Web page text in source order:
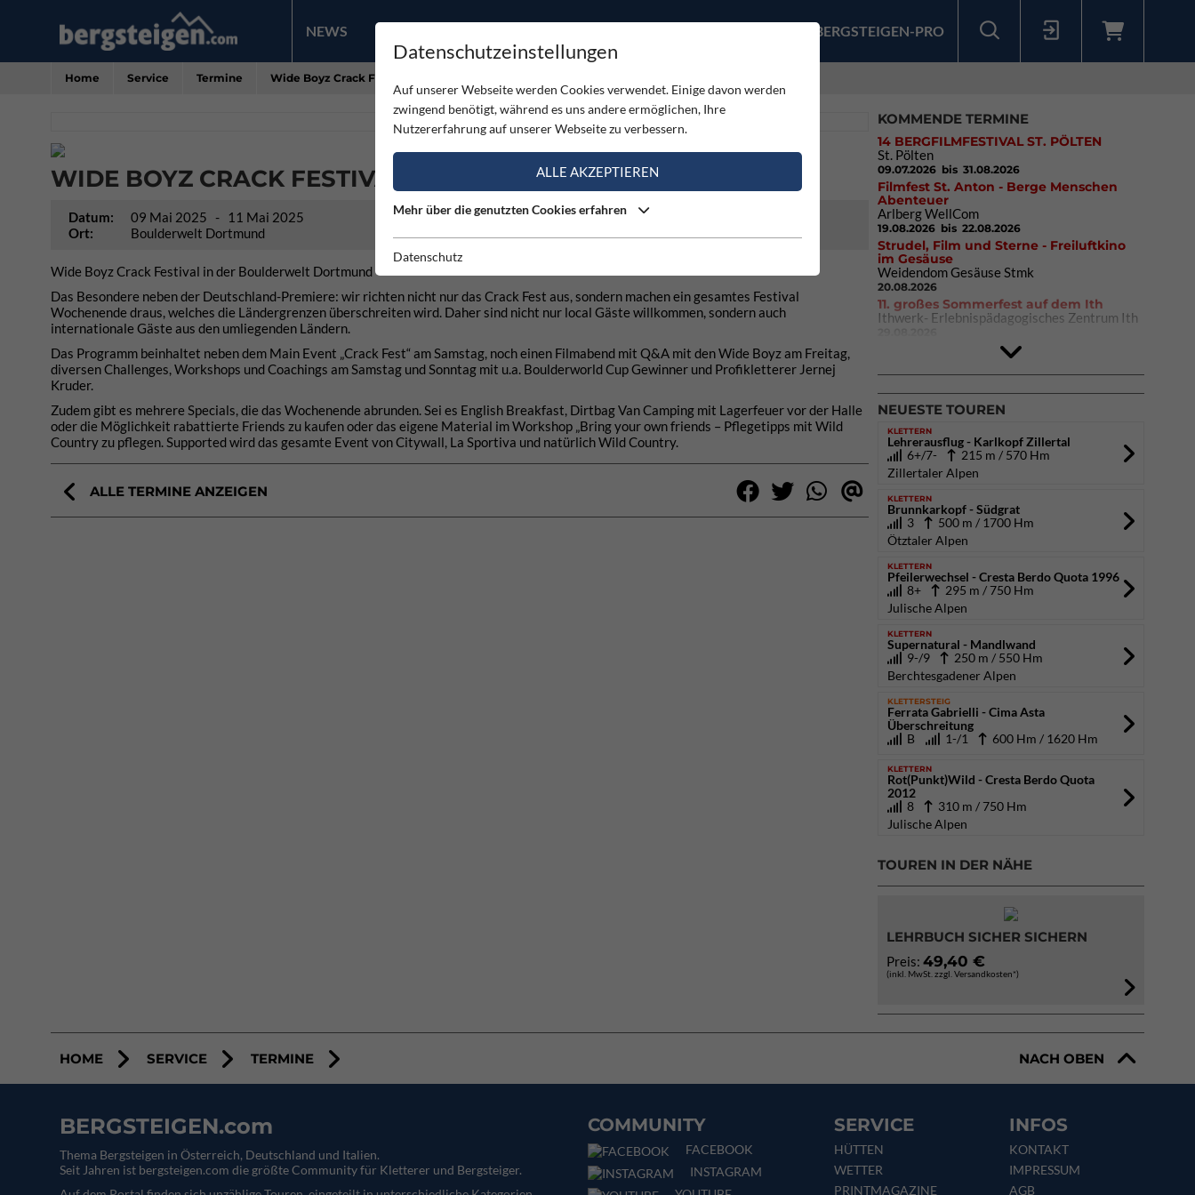
NEWS PRODUKTE BERGSTEIGEN-PRO
Home Service Termine Wide Boyz Crack Festival
WIDE BOYZ CRACK FESTIVAL
Datum: 09 Mai 2025
- 11 Mai 2025
Ort:
Boulderwelt Dortmund
Wide Boyz Crack Festival in der Boulderwelt Dortmund
Das Besondere neben der Deutschland-Premiere: wir richten nicht nur das Crack Fest aus, sondern machen ein gesamtes Festival
Wochenende draus, welches die Ländergrenzen überschreiten wird. Daher sind nicht nur local Gäste willkommen, sondern auch
internationale Gäste aus den umliegenden Ländern.
Das Programm beinhaltet neben dem Main Event „Crack Fest“ am Samstag, noch einen Filmabend mit Q&A mit den Wide Boyz am Freitag,
diversen Challenges, Workshops und Coachings am Samstag und Sonntag mit u.a. Boulderworld Cup Gewinner und Profikletterer Jernej
Kruder.
Zudem gibt es mehrere Specials, die das Wochenende abrunden. Sei es English Breakfast, Dirtbag Van Camping mit Lagerfeuer vor der Halle
oder die Möglichkeit rabattierte Friends zu kaufen oder das eigene Material im Workshop „Bring your own friends – Pflegetipps mit Wild
Country zu pflegen. Supported wird das gesamte Event von Citywall, La Sportiva und natürlich Wild Country.
ALLE TERMINE ANZEIGEN
KOMMENDE TERMINE
14 BERGFILMFESTIVAL ST. PÖLTEN
St. Pölten
09.07.2026 bis 31.08.2026
Filmfest St. Anton - Berge Menschen
Abenteuer
Arlberg WellCom
19.08.2026 bis 22.08.2026
Strudel, Film und Sterne - Freiluftkino
im Gesäuse
Weidendom Gesäuse Stmk
20.08.2026
11. großes Sommerfest auf dem Ith
Ithwerk- Erlebnispädagogisches Zentrum Ith
DAV Kletter- & Boulderzentrum München
Süd (Thalkirchen)
NEUESTE TOUREN
KLETTERN
Lehrerausflug - Karlkopf Zillertal
6+/7-
215 m / 570 Hm
Zillertaler Alpen
KLETTERN
Brunnkarkopf - Südgrat
3
500 m / 1700 Hm
Ötztaler Alpen
KLETTERN
Pfeilerwechsel - Cresta Berdo Quota 1996
8+
295 m / 750 Hm
Julische Alpen
KLETTERN
Supernatural - Mandlwand
9-/9
250 m / 550 Hm
Berchtesgadener Alpen
KLETTERSTEIG
Ferrata Gabrielli - Cima Asta
Überschreitung
B
1-/1 600 Hm / 1620 Hm
KLETTERN
Rot(Punkt)Wild - Cresta Berdo Quota
2012
8
310 m / 750 Hm
Julische Alpen
TOUREN IN DER NÄHE
LEHRBUCH SICHER SICHERN
Preis: 49,40 €
(inkl. MwSt. zzgl. Versandkosten*)
HOME SERVICE TERMINE NACH OBEN
BERGSTEIGEN.com
Thema Bergsteigen in Österreich, Deutschland und Italien.
Seit Jahren ist bergsteigen.com die größte Community für Kletterer und Bergsteiger.
COMMUNITY
FACEBOOK
INSTAGRAM
SERVICE
HÜTTEN
WETTER
PRINTMAGAZINE
INFOS
KONTAKT
IMPRESSUM
AGB
Datenschutzeinstellungen
Auf unserer Webseite werden Cookies verwendet. Einige davon werden
zwingend benötigt, während es uns andere ermöglichen, Ihre
Nutzererfahrung auf unserer Webseite zu verbessern.
ALLE AKZEPTIEREN
Mehr über die genutzten Cookies erfahren
Datenschutz